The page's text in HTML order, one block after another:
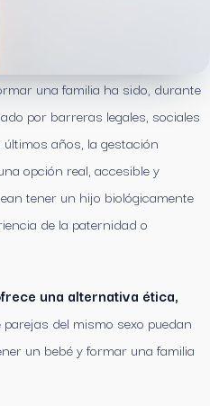
una familia ha sido, durante
por barreras legales, sociales
años, la gestación
opción real, accesible y
tener un hijo biológicamente
de la paternidad o
una alternativa ética,
parejas del mismo sexo puedan
un bebé y formar una familia